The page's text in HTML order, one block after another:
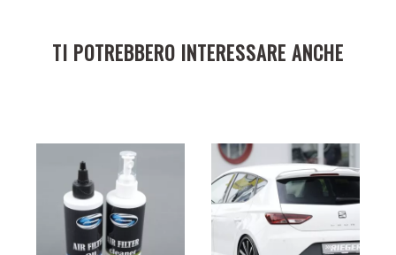
TI POTREBBERO INTERESSARE ANCHE